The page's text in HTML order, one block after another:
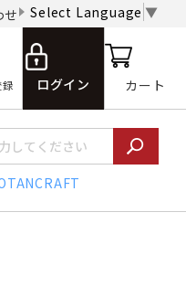
せ Select Language ▼
ログイン カート